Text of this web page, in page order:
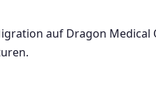
auf Dragon Medical